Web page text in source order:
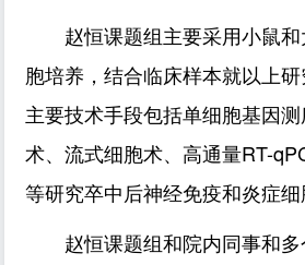
赵恒课题组主要采用小鼠和
胞培养，结合临床样本就以上研
主要技术手段包括单细胞基因
术、流式细胞术、高通量RT-
等研究卒中后神经免疫和炎症细
赵恒课题组和院内同事和多